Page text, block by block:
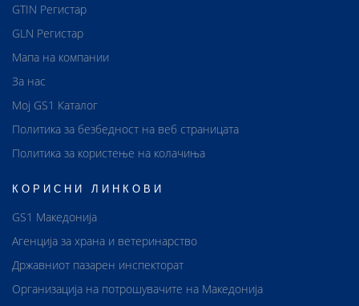
GTIN Регистар
GLN Регистар
Мапа на компании
За нас
Мој GS1 Каталог
Политика за безбедност на веб страницата
Политика за користење на колачиња
КОРИСНИ ЛИНКОВИ
GS1 Македонија
Агенција за храна и ветеринарство
Државниот пазарен инспекторат
Организација на потрошувачите на Македонија